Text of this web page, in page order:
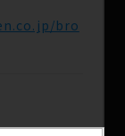
bro